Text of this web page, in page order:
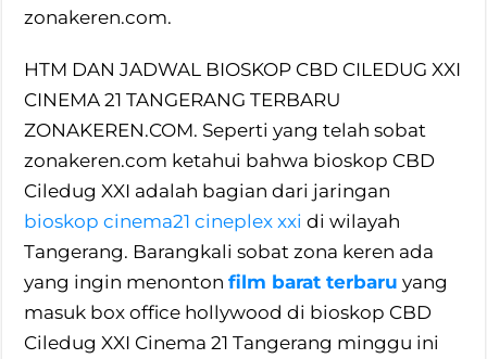
zonakeren.com.
HTM DAN JADWAL BIOSKOP CBD CILEDUG XXI
CINEMA 21 TANGERANG TERBARU
ZONAKEREN.COM. Seperti yang telah sobat
zonakeren.com ketahui bahwa bioskop CBD
Ciledug XXI adalah bagian dari jaringan
bioskop cinema21 cineplex xxi di wilayah
Tangerang. Barangkali sobat zona keren ada
yang ingin menontonfilm barat terbaru yang
masuk box office hollywood di bioskop CBD
Ciledug XXI Cinema 21 Tangerang minggu ini